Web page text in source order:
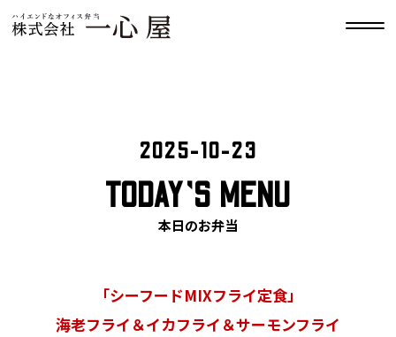
2025-10-23
TODAY’S MENU
本日のお弁当
「シーフードMIXフライ定食」
海老フライ＆イカフライ＆サーモンフライ